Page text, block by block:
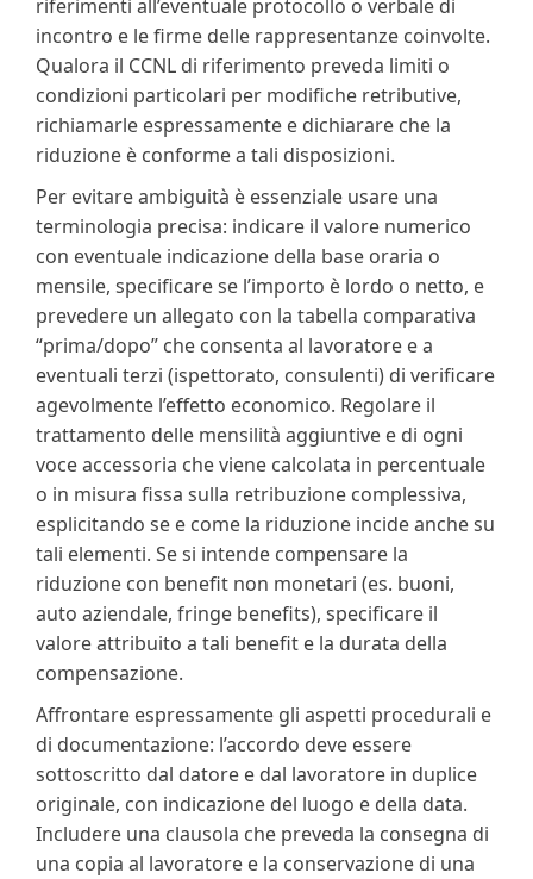
riferimenti all’eventuale protocollo o verbale di
incontro e le firme delle rappresentanze coinvolte.
Qualora il CCNL di riferimento preveda limiti o
condizioni particolari per modifiche retributive,
richiamarle espressamente e dichiarare che la
riduzione è conforme a tali disposizioni.
Per evitare ambiguità è essenziale usare una
terminologia precisa: indicare il valore numerico
con eventuale indicazione della base oraria o
mensile, specificare se l’importo è lordo o netto, e
prevedere un allegato con la tabella comparativa
“prima/dopo” che consenta al lavoratore e a
eventuali terzi (ispettorato, consulenti) di verificare
agevolmente l’effetto economico. Regolare il
trattamento delle mensilità aggiuntive e di ogni
voce accessoria che viene calcolata in percentuale
o in misura fissa sulla retribuzione complessiva,
esplicitando se e come la riduzione incide anche su
tali elementi. Se si intende compensare la
riduzione con benefit non monetari (es. buoni,
auto aziendale, fringe benefits), specificare il
valore attribuito a tali benefit e la durata della
compensazione.
Affrontare espressamente gli aspetti procedurali e
di documentazione: l’accordo deve essere
sottoscritto dal datore e dal lavoratore in duplice
originale, con indicazione del luogo e della data.
Includere una clausola che preveda la consegna di
una copia al lavoratore e la conservazione di una